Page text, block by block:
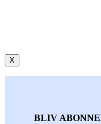
X
BLIV